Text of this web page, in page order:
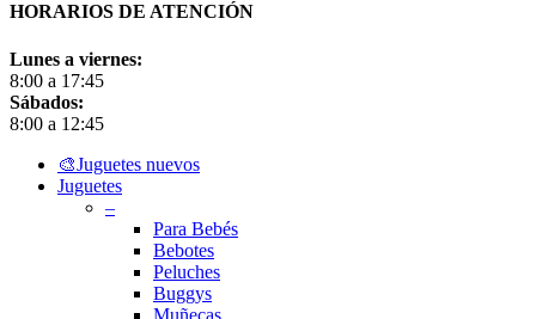
HORARIOS DE ATENCIÓN
Lunes a viernes:
8:00 a 17:45
Sábados:
8:00 a 12:45
Close
Menu
🎨Juguetes nuevos
Juguetes
–
Para Bebés
Bebotes
Peluches
Buggys
Muñecas